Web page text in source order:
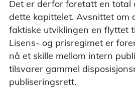
Det er derfor foretatt en total
dette kapittelet. Avsnittet om
faktiske utviklingen en flyttet
Lisens- og prisregimet er
nå et skille mellom intern
tilsvarer gammel
publiseringsrett.